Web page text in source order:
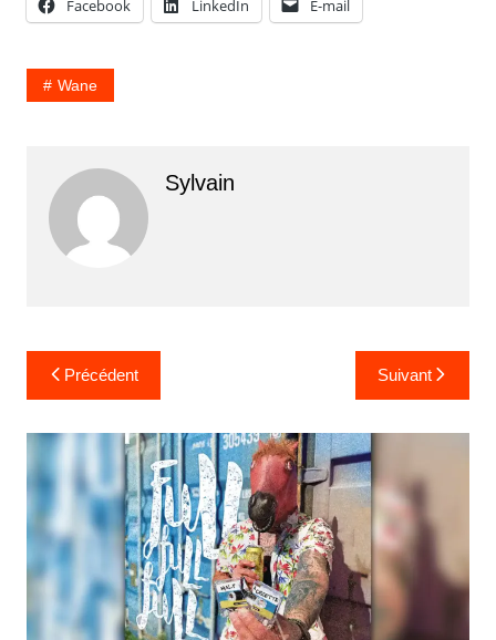
Facebook LinkedIn E-mail
Wane
Sylvain
Navigation
de
l’article
Précédent Suivant